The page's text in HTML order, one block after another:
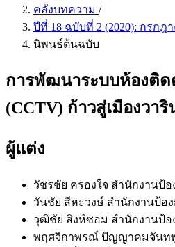
คลังบทความ /
ปีที่ 18 ฉบับที่ 2 (2020): กรกฎ
นิพนธ์ต้นฉบับ
การพัฒนาระบบห้องติด
(CCTV) ก้าวสู่เมืองวา
ผู้แต่ง
วัชรชัย ครองใจ สำนักงานป้
วันชัย สีหะวงษ์ สำนักงานป้อ
วุฒิชัย สิงห์ซอม สำนักงานป้
พฤศจิกาพรณ์ ปัญญาคมจันท